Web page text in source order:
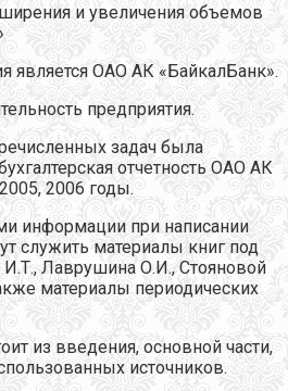
и увеличения объемов
является ОАО АК «БайкалБанк».
предприятия.
задач была
отчетность ОАО АК
2006 годы.
информации при написании
служить материалы книг под
Лаврушина О.И., Стояновой
материалы периодических
из введения, основной части,
источников.